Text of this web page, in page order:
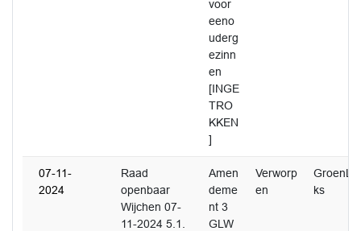
voor
eeno
uderg
ezinn
en
[INGE
TRO
KKEN
]
07-11-
2024
Raad
openbaar
Wijchen 07-
11-2024 5.1.
Amen
deme
nt 3
GLW
Verworp
en
GroenLin
ks